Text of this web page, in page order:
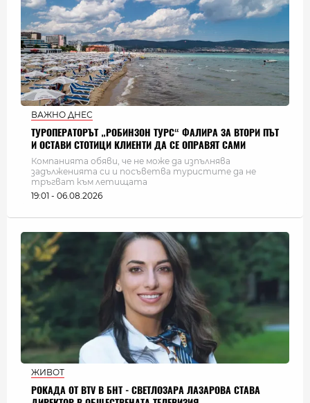
ВАЖНО ДНЕС
ТУРОПЕРАТОРЪТ „РОБИНЗОН ТУРС“ ФАЛИРА ЗА ВТОРИ ПЪТ
И ОСТАВИ СТОТИЦИ КЛИЕНТИ ДА СЕ ОПРАВЯТ САМИ
Компанията обяви, че не може да изпълнява
задълженията си и посъветва туристите да не
тръгват към летищата
19:01 - 06.08.2026
ЖИВОТ
РОКАДА ОТ BTV В БНТ - СВЕТЛОЗАРА ЛАЗАРОВА СТАВА